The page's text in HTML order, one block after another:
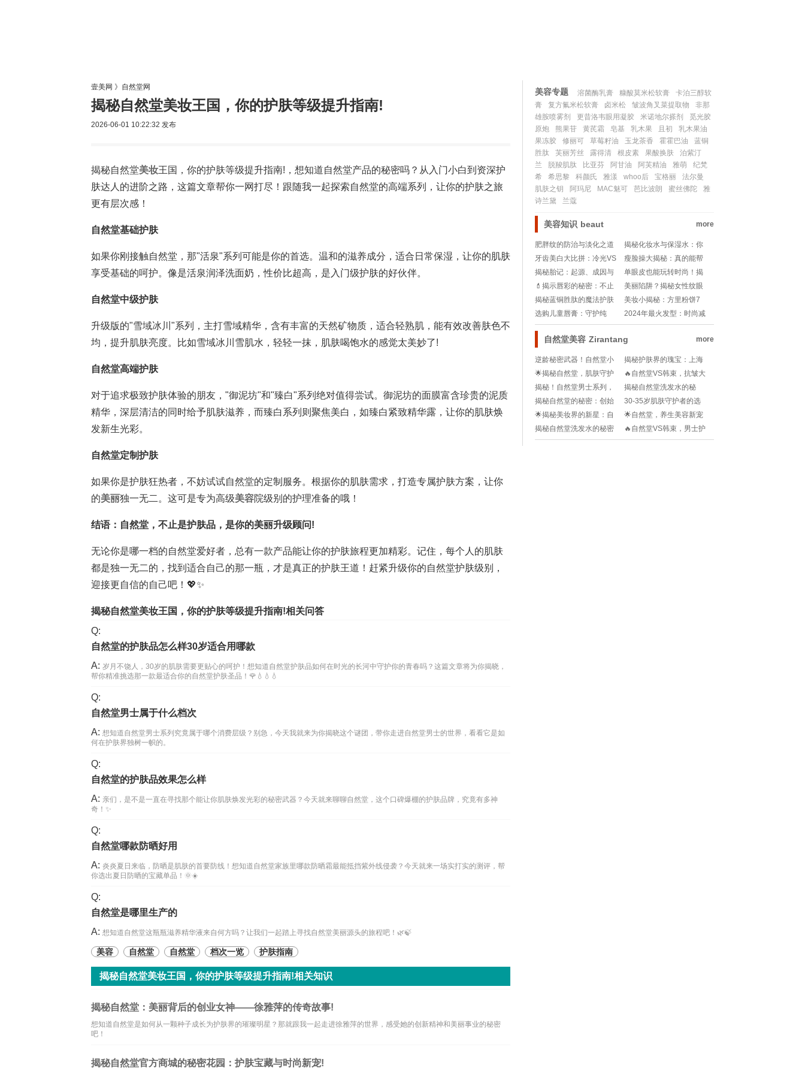
壹美网 》 自然堂网
揭秘自然堂美妆王国，你的护肤等级提升指南!
2026-06-01 10:22:32 发布
揭秘自然堂美妆王国，你的护肤等级提升指南!，想知道自然堂产品的秘密吗？从入门小白到资深护
肤达人的进阶之路，这篇文章帮你一网打尽！跟随我一起探索自然堂的高端系列，让你的护肤之旅
更有层次感！
自然堂基础护肤
如果你刚接触自然堂，那"活泉"系列可能是你的首选。温和的滋养成分，适合日常保湿，让你的肌肤
享受基础的呵护。像是活泉润泽洗面奶，性价比超高，是入门级护肤的好伙伴。
自然堂中级护肤
升级版的"雪域冰川"系列，主打雪域精华，含有丰富的天然矿物质，适合轻熟肌，能有效改善肤色不
均，提升肌肤亮度。比如雪域冰川雪肌水，轻轻一抹，肌肤喝饱水的感觉太美妙了!
自然堂高端护肤
对于追求极致护肤体验的朋友，"御泥坊"和"臻白"系列绝对值得尝试。御泥坊的面膜富含珍贵的泥质
精华，深层清洁的同时给予肌肤滋养，而臻白系列则聚焦美白，如臻白紧致精华露，让你的肌肤焕
发新生光彩。
自然堂定制护肤
如果你是护肤狂热者，不妨试试自然堂的定制服务。根据你的肌肤需求，打造专属护肤方案，让你
的美丽独一无二。这可是专为高级美容院级别的护理准备的哦！
结语：自然堂，不止是护肤品，是你的美丽升级顾问!
无论你是哪一档的自然堂爱好者，总有一款产品能让你的护肤旅程更加精彩。记住，每个人的肌肤
都是独一无二的，找到适合自己的那一瓶，才是真正的护肤王道！赶紧升级你的自然堂护肤级别，
迎接更自信的自己吧！💖✨
揭秘自然堂美妆王国，你的护肤等级提升指南!相关问答
Q:
自然堂的护肤品怎么样30岁适合用哪款
A: 岁月不饶人，30岁的肌肤需要更贴心的呵护！想知道自然堂护肤品如何在时光的长河中守护你的青春吗？这篇文章将为你揭晓，
帮你精准挑选那一款最适合你的自然堂护肤圣品！🌹💧💧💧
Q:
自然堂男士属于什么档次
A: 想知道自然堂男士系列究竟属于哪个消费层级？别急，今天我就来为你揭晓这个谜团，带你走进自然堂男士的世界，看看它是如
何在护肤界独树一帜的。
Q:
自然堂的护肤品效果怎么样
A: 亲们，是不是一直在寻找那个能让你肌肤焕发光彩的秘密武器？今天就来聊聊自然堂，这个口碑爆棚的护肤品牌，究竟有多神
奇！✨
Q:
自然堂哪款防晒好用
A: 炎炎夏日来临，防晒是肌肤的首要防线！想知道自然堂家族里哪款防晒霜最能抵挡紫外线侵袭？今天就来一场实打实的测评，帮
你选出夏日防晒的宝藏单品！🌞☀️
Q:
自然堂是哪里生产的
A: 想知道自然堂这瓶瓶滋养精华液来自何方吗？让我们一起踏上寻找自然堂美丽源头的旅程吧！🌿🍃
美容 自然堂 自然堂 档次一览 护肤指南
揭秘自然堂美妆王国，你的护肤等级提升指南!相关知识
揭秘自然堂：美丽背后的创业女神——徐雅萍的传奇故事!
想知道自然堂是如何从一颗种子成长为护肤界的璀璨明星？那就跟我一起走进徐雅萍的世界，感受她的创新精神和美丽事业的秘密
吧！
揭秘自然堂官方商城的秘密花园：护肤宝藏与时尚新宠!
美容专题 溶菌酶乳膏 糠酸莫米松软膏
卡泊三醇软
膏
复方氟米松软膏 卤米松 皱波角叉菜提取物
非那
雄胺喷雾剂
更昔洛韦眼用凝胶 米诺地尔搽剂
觅光胶
原炮
熊果苷 黄芪霜 皂基 乳木果 且初
乳木果油
果冻胶
修丽可 草莓籽油 玉龙茶香 霍霍巴油
蓝铜
胜肽
芙丽芳丝 露得清 根皮素 果酸换肤
泊紫汀
兰
脱羧肌肽 比亚芬 阿甘油 阿芙精油 雅萌
纪梵
希
希思黎 科颜氏 雅漾 whoo后 宝格丽
法尔曼
肌肤之钥
阿玛尼 MAC魅可 芭比波朗 蜜丝佛陀
雅
诗兰黛
兰蔻
美容知识 beaut more
肥胖纹的防治与淡化之道
揭秘化妆水与保湿水：你
真的分清了吗？
牙齿美白大比拼：冷光VS
漂白，哪款让你笑得更灿
烂？✨!
瘦脸操大揭秘：真的能帮
你塑造V脸吗？
揭秘胎记：起源、成因与
神秘遗产
单眼皮也能玩转时尚！揭
秘眼妆魔法——一步到位
教程!
💄揭示唇彩的秘密：不止
是颜色，它是魅力的魔法
棒!
美丽陷阱？揭秘女性纹眼
线背后的真相
揭秘蓝铜胜肽的魔法护肤
秘密，肌肤焕发新生力量!
美妆小揭秘：方里粉饼7
克，到底能撑多久？!
选购儿童唇膏：守护纯
真，关注成分
2024年最火发型：时尚减
龄的艺术
自然堂美容 Zirantang more
逆龄秘密武器！自然堂小
紫瓶，肌肤年龄分水岭💧
揭秘护肤界的瑰宝：上海
自然堂集团有限公司的科
技之美💧👑
🌟揭秘自然堂，肌肤守护
神的秘密花园！✨
🔥自然堂VS韩束，抗皱大
战谁才是抗老赢家？🔥
揭秘！自然堂男士系列，
你的护肤新宠👑男性魅力
升级秘籍!
揭秘自然堂洗发水的秘
密：赵思露的护发心得💧!
揭秘自然堂的秘密：创始
人故事与品牌传奇🌟
30-35岁肌肤守护者的选
择：自然堂护肤王者揭秘!
🌟揭秘美妆界的新星：自
然堂创始人女儿的创业故
事💖
🌟自然堂，养生美容新宠
儿！你get√了吗？✨
揭秘自然堂洗发水的秘密
配方🌿💧——你的秀发守
🔥自然堂VS韩束，男士护
肤大战谁才是王者？🔥